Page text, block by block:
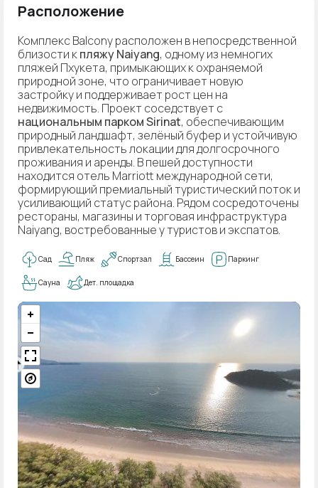
Расположение
Комплекс Balcony расположен в непосредственной
близости кпляжу Naiyang, одному из немногих
пляжей Пхукета, примыкающих к охраняемой
природной зоне, что ограничивает новую
застройку и поддерживает рост цен на
недвижимость. Проект соседствует с
национальным парком Sirinat, обеспечивающим
природный ландшафт, зелёный буфер и устойчивую
привлекательность локации для долгосрочного
проживания и аренды. В пешей доступности
находится отель Marriott международной сети,
формирующий премиальный туристический поток и
усиливающий статус района. Рядом сосредоточены
рестораны, магазины и торговая инфраструктура
Naiyang, востребованные у туристов и экспатов.
Сад Пляж Спортзал Бассеин Паркинг
Сауна Дет. площадка